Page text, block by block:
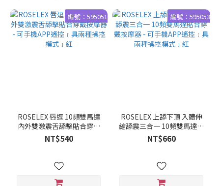
編號：595051
ROSELEX 唇逗 10頻雙馬達
內外雙激震舌舔擊貼合穿戴
按摩器 - 可手機APP遙控﹝具
兩種操控模式﹞紅
NT$540
編號：595053
ROSELEX 上舔下頂 入體伸
縮舔震三合一 10頻雙馬達貼
合穿戴按摩器 - 可手機APP遙
控﹝具兩種操控模式﹞紅
NT$660